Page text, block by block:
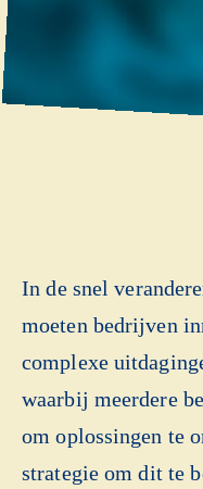
In de snel
moeten bedrijven
complexe
waarbij meerdere
om oplossingen te
strategie om dit te